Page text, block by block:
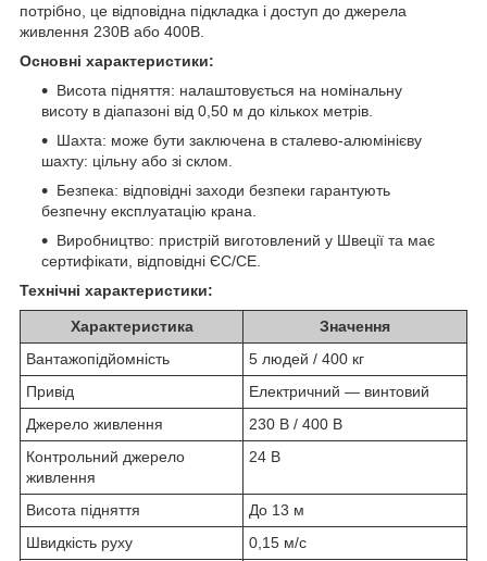
потрібно, це відповідна підкладка і доступ до джерела
живлення 230В або 400В.
Основні характеристики:
Висота підняття: налаштовується на номінальну
висоту в діапазоні від 0,50 м до кількох метрів.
Шахта: може бути заключена в сталево-алюмінієву
шахту: цільну або зі склом.
Безпека: відповідні заходи безпеки гарантують
безпечну експлуатацію крана.
Виробництво: пристрій виготовлений у Швеції та має
сертифікати, відповідні ЄС/CE.
Технічні характеристики:
Характеристика
Значення
Вантажопідйомність
5 людей / 400 кг
Привід
Електричний — винтовий
Джерело живлення
230 В / 400 В
Контрольний джерело
живлення
24 В
Висота підняття
До 13 м
Швидкість руху
0,15 м/с